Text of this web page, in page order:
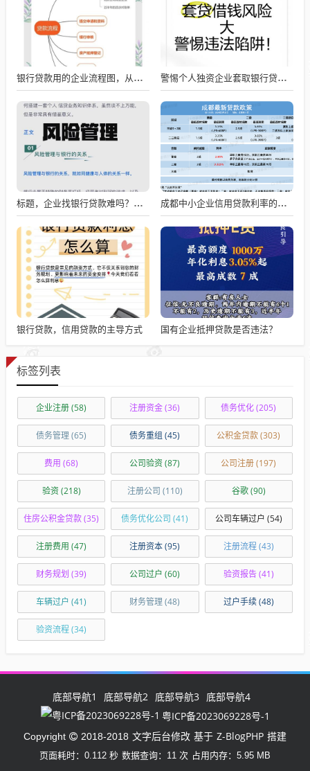
银行贷款用的企业流程图，从申请到放款的全流程解析 警惕个人独资企业套取银行贷款的风险
标题，企业找银行贷款难吗？深度剖析与应对策略 成都中小企业信用贷款利率的影响因素与应对策略
银行贷款，信用贷款的主导方式 国有企业抵押贷款是否违法？
标签列表
企业注册(58) 注册资金(36) 债务优化(205)
债务管理 (65) 债务重组 (45) 公积金贷款(303)
费用 (68) 公司验资(87) 公司注册(197)
验资(218) 注册公司 (110) 谷歌(90)
住房公积金贷款(35) 债务优化公司 (41) 公司车辆过户 (54)
注册费用 (47) 注册资本(95) 注册流程(43)
财务规划 (39) 公司过户 (60) 验资报告(41)
车辆过户 (41) 财务管理 (48) 过户手续(48)
验资流程(34)
底部导航1 底部导航2 底部导航3 底部导航4
粤ICP备2023069228号-1
Copyright 2018-2018 文字后台修改 基于 Z-BlogPHP 搭建
页面耗时：0.112 秒 数据查询：11 次 占用内存：5.95 MB